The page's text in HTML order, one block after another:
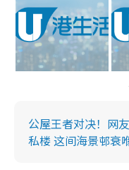
公屋王者对决！网
私楼 这间海景邨衰